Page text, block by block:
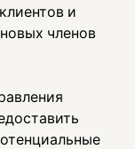
и
членов